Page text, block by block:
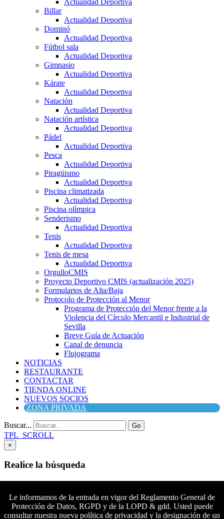
Billar
Actualidad Deportiva
Dominó
Actualidad Deportiva
Fútbol sala
Actualidad Deportiva
Gimnasio
Actualidad Deportiva
Kárate
Actualidad Deportiva
Natación
Actualidad Deportiva
Natación artística
Actualidad Deportiva
Pádel
Actualidad Deportiva
Pesca
Actualidad Deportiva
Piragüismo
Actualidad Deportiva
Piscina climatizada
Actualidad Deportiva
Piscina olímpica
Senderismo
Actualidad Deportiva
Tenis
Actualidad Deportiva
Tenis de mesa
Actualidad Deportiva
OrgulloCMIS
Proyecto Deportivo CMIS (actualización 2025)
Formularios de Alta/Baja
Protocolo de Protección al Menor
Programa de Protección del Menor frente a la
Violencia del Círculo Mercantil e Industrial de
Sevilla
Breve Guía de Actuación
Canal de denuncia
Flujograma
NOTICIAS
RESTAURANTE
CONTACTAR
TIENDA ONLINE
NUEVOS SOCIOS
ZONA PRIVADA
Buscar... Go
TPL_SCROLL
×
Realice la búsqueda
Buscar
Síguenos en Facebook
Le informamos de la entrada en vigor del Reglamento General de
Protección de Datos, RGPD y de la LOPD & gdd. Usted puede
consultar nuestra nueva política de privacidad y la designación de un